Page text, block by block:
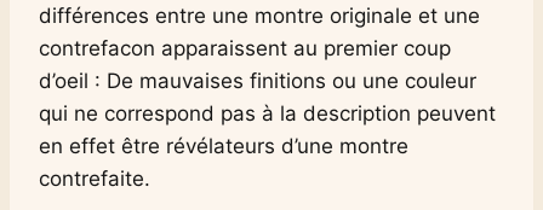
différences entre une montre originale et une
contrefacon apparaissent au premier coup
d’oeil : De mauvaises finitions ou une couleur
qui ne correspond pas à la description peuvent
en effet être révélateurs d’une montre
contrefaite.